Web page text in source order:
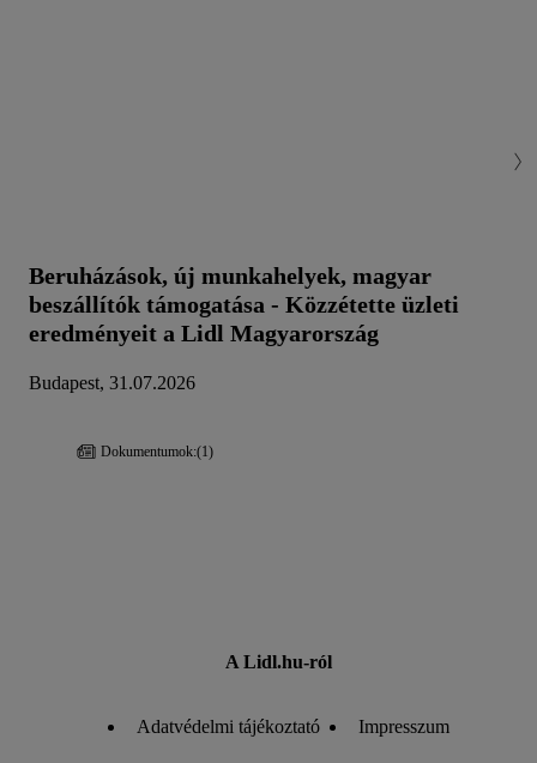
Beruházások, új munkahelyek, magyar
beszállítók támogatása - Közzétette üzleti
eredményeit a Lidl Magyarország
Budapest, 31.07.2026
Dokumentumok:(1)
A Lidl.hu-ról
Adatvédelmi tájékoztató Impresszum